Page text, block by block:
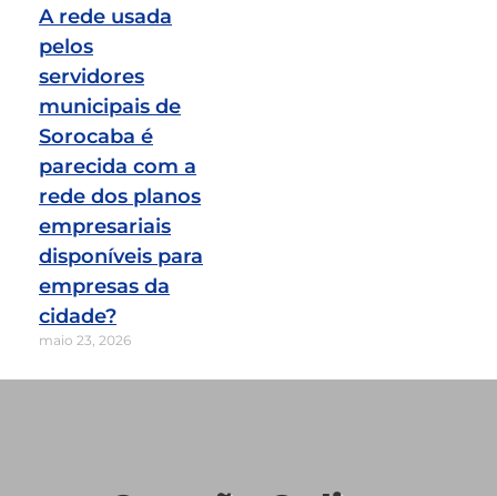
A rede usada
pelos
servidores
municipais de
Sorocaba é
parecida com a
rede dos planos
empresariais
disponíveis para
empresas da
cidade?
maio 23, 2026